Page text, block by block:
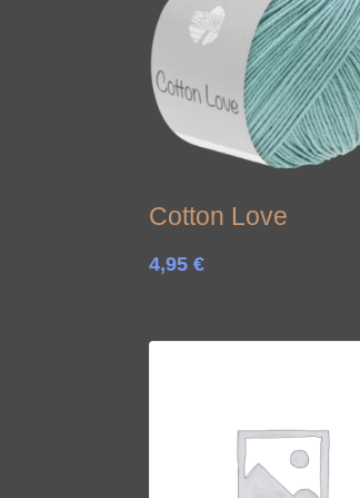
Cotton Love
4,95€